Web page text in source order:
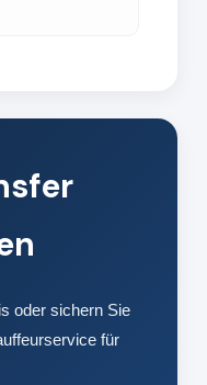
oder sichern Sie
für